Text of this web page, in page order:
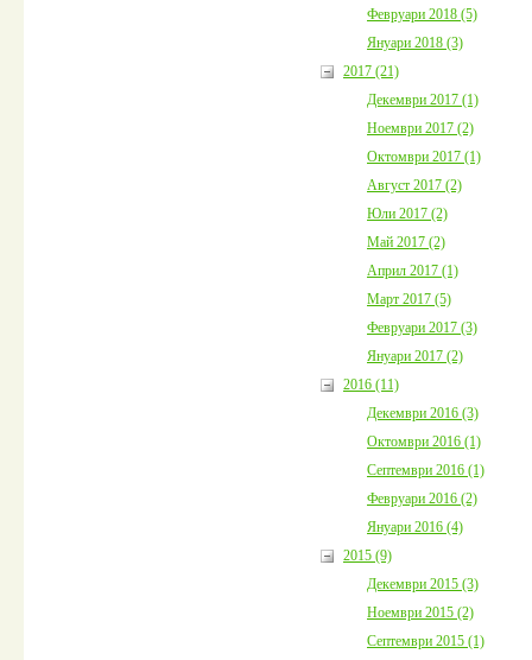
Февруари 2018 (5)
Януари 2018 (3)
2017 (21)
Декември 2017 (1)
Ноември 2017 (2)
Октомври 2017 (1)
Август 2017 (2)
Юли 2017 (2)
Май 2017 (2)
Април 2017 (1)
Март 2017 (5)
Февруари 2017 (3)
Януари 2017 (2)
2016 (11)
Декември 2016 (3)
Октомври 2016 (1)
Септември 2016 (1)
Февруари 2016 (2)
Януари 2016 (4)
2015 (9)
Декември 2015 (3)
Ноември 2015 (2)
Септември 2015 (1)